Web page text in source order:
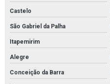
Castelo
São Gabriel da Palha
Itapemirim
Alegre
Conceição da Barra